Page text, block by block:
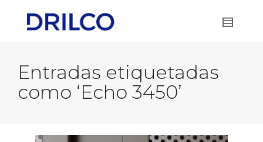
Entradas etiquetadas
como ‘Echo 3450’